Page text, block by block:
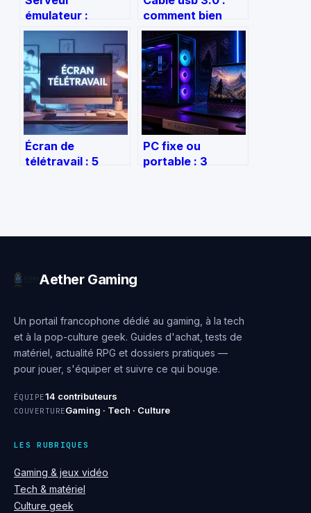
émulateur :
usages, légalité et
bonnes pratiques
à connaître
comment bien
choisir et éviter
les mauvaises
surprises
Écran de
télétravail : 5
votre productivité
PC fixe ou
portable : 3
Aether Gaming
Un portail francophone dédié au gaming, à la tech
et à la pop-culture geek. Guides d'achat, tests de
matériel, actualité RPG et dossiers pratiques —
pour jouer, s'équiper et suivre ce qui bouge.
ÉQUIPE14 contributeurs
COUVERTUREGaming · Tech · Culture
LES RUBRIQUES
Gaming & jeux vidéo
Tech & matériel
Culture geek